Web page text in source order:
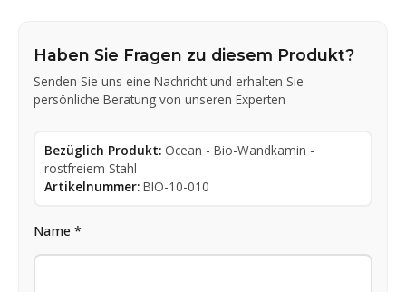
Haben Sie Fragen zu diesem Produkt?
Senden Sie uns eine Nachricht und erhalten Sie
persönliche Beratung von unseren Experten
Bezüglich Produkt: Ocean - Bio-Wandkamin -
rostfreiem Stahl
Artikelnummer: BIO-10-010
Name *